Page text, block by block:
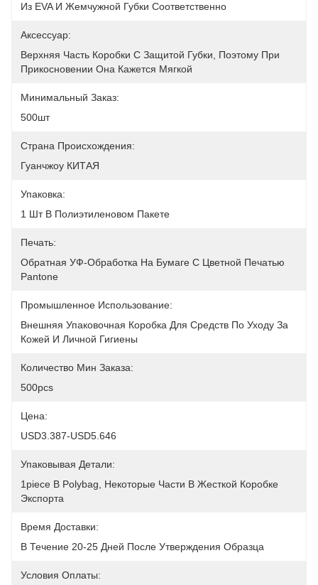
Из EVA И Жемчужной Губки Соответственно
Аксессуар:
Верхняя Часть Коробки С Защитой Губки, Поэтому При
Прикосновении Она Кажется Мягкой
Минимальный Заказ:
500шт
Страна Происхождения:
Гуанчжоу КИТАЯ
Упаковка:
1 Шт В Полиэтиленовом Пакете
Печать:
Обратная УФ-Обработка На Бумаге С Цветной Печатью
Pantone
Промышленное Использование:
Внешняя Упаковочная Коробка Для Средств По Уходу За
Кожей И Личной Гигиены
Количество Мин Заказа:
500pcs
Цена:
USD3.387-USD5.646
Упаковывая Детали:
1piece В Polybag, Некоторые Части В Жесткой Коробке
Экспорта
Время Доставки:
В Течение 20-25 Дней После Утверждения Образца
Условия Оплаты: